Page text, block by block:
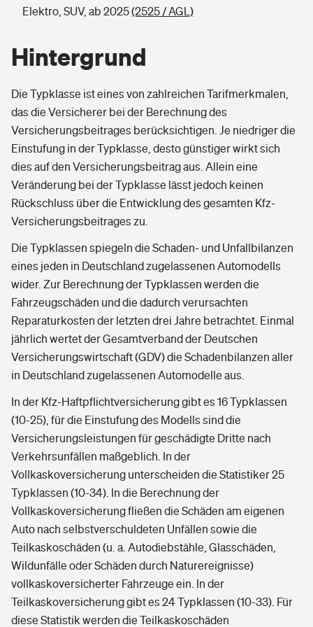
Elektro, SUV, ab 2025(2525 / AGL)
Hintergrund
Die Typklasse ist eines von zahlreichen Tarifmerkmalen,
das die Versicherer bei der Berechnung des
Versicherungsbeitrages berücksichtigen. Je niedriger die
Einstufung in der Typklasse, desto günstiger wirkt sich
dies auf den Versicherungsbeitrag aus. Allein eine
Veränderung bei der Typklasse lässt jedoch keinen
Rückschluss über die Entwicklung des gesamten Kfz-
Versicherungsbeitrages zu.
Die Typklassen spiegeln die Schaden- und Unfallbilanzen
eines jeden in Deutschland zugelassenen Automodells
wider. Zur Berechnung der Typklassen werden die
Fahrzeugschäden und die dadurch verursachten
Reparaturkosten der letzten drei Jahre betrachtet. Einmal
jährlich wertet der Gesamtverband der Deutschen
Versicherungswirtschaft (GDV) die Schadenbilanzen aller
in Deutschland zugelassenen Automodelle aus.
In der Kfz-Haftpflichtversicherung gibt es 16 Typklassen
(10-25), für die Einstufung des Modells sind die
Versicherungsleistungen für geschädigte Dritte nach
Verkehrsunfällen maßgeblich. In der
Vollkaskoversicherung unterscheiden die Statistiker 25
Typklassen (10-34). In die Berechnung der
Vollkaskoversicherung fließen die Schäden am eigenen
Auto nach selbstverschuldeten Unfällen sowie die
Teilkaskoschäden (u. a. Autodiebstähle, Glasschäden,
Wildunfälle oder Schäden durch Naturereignisse)
vollkaskoversicherter Fahrzeuge ein. In der
Teilkaskoversicherung gibt es 24 Typklassen (10-33). Für
diese Statistik werden die Teilkaskoschäden